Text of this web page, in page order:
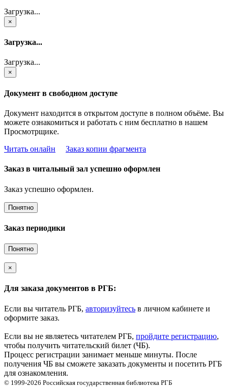
Загрузка...
×
Загрузка...
Загрузка...
×
Документ в свободном доступе
Документ находится в открытом доступе в полном объёме. Вы
можете ознакомиться и работать с ним бесплатно в нашем
Просмотрщике.
Читать онлайн
Заказ копии фрагмента
Заказ в читальный зал успешно оформлен
Заказ успешно оформлен.
Понятно
Заказ периодики
Понятно
×
Для заказа документов в РГБ:
Если вы читатель РГБ, авторизуйтесь в личном кабинете и
оформите заказ.
Если вы не являетесь читателем РГБ, пройдите регистрацию,
чтобы получить читательский билет (ЧБ).
Процесс регистрации занимает меньше минуты. После
получения ЧБ вы сможете заказать документы и посетить РГБ
для ознакомления.
© 1999-2026 Российская государственная библиотека РГБ